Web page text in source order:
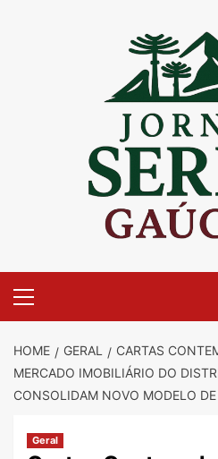
Menu
HOME GERAL
CARTAS
MERCADO IMOBILIÁRIO DO
CONSOLIDAM NOVO MODELO
Geral